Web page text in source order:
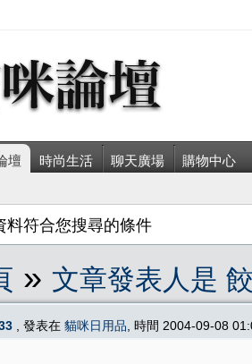
壇 時尚生活 聊天廣場 購物中心
料符合您搜尋的條件
» 文章發表人是
, 發表在 貓咪日用品 , 時間 2004-09-08